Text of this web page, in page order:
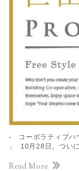
- コーポラティブハ
」 10月28日。つい
Read More